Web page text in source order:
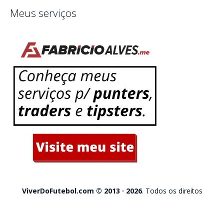
Meus serviços
ViverDoFutebol.com © 2013 · 2026. Todos os direitos